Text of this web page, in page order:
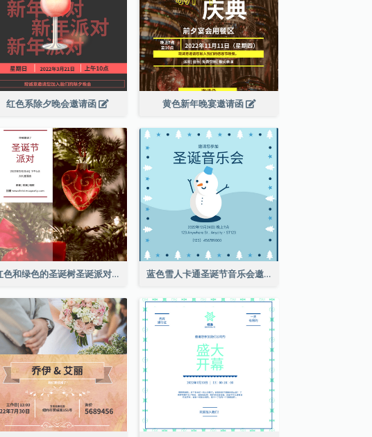
红色系除夕晚会邀请函 黄色新年晚宴邀请函
红色和绿色的圣诞树圣诞派对邀请函 蓝色雪人卡通圣诞节音乐会邀请